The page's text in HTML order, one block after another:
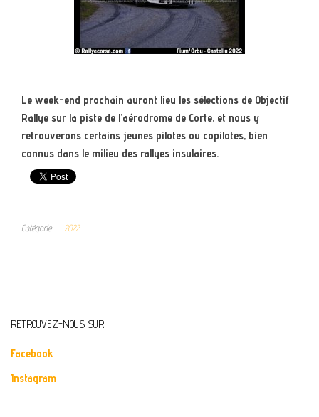
Le week-end prochain auront lieu les sélections de Objectif
Rallye sur la piste de l’aérodrome de Corte, et nous y
retrouverons certains jeunes pilotes ou copilotes, bien
connus dans le milieu des rallyes insulaires.
Catégorie 2022
RETROUVEZ-NOUS SUR
Facebook
Instagram